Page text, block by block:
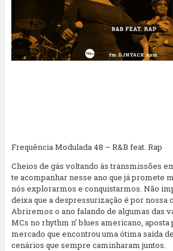
Frequência Modulada 48 – R&B feat. Rap
Cheios de gás voltando às transmissões
te acompanhar nesse ano que já promete
nós explorarmos e conquistarmos. Não
deixa que a despressurização é por nossa
Abriremos o ano falando de algumas das
MCs no rhythm n’ blues americano,
mercado que encontrou uma ótima saída
cenários que sempre caminharam juntos.